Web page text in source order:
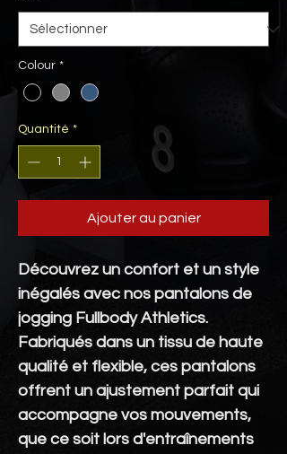
Colour *
Quantité *
Ajouter au panier
Découvrez un confort et un style
inégalés avec nos pantalons de
jogging Fullbody Athletics.
Fabriqués dans un tissu de haute
qualité et flexible, ces pantalons
offrent un ajustement parfait qui
accompagne vos mouvements,
que ce soit lors d'entraînements